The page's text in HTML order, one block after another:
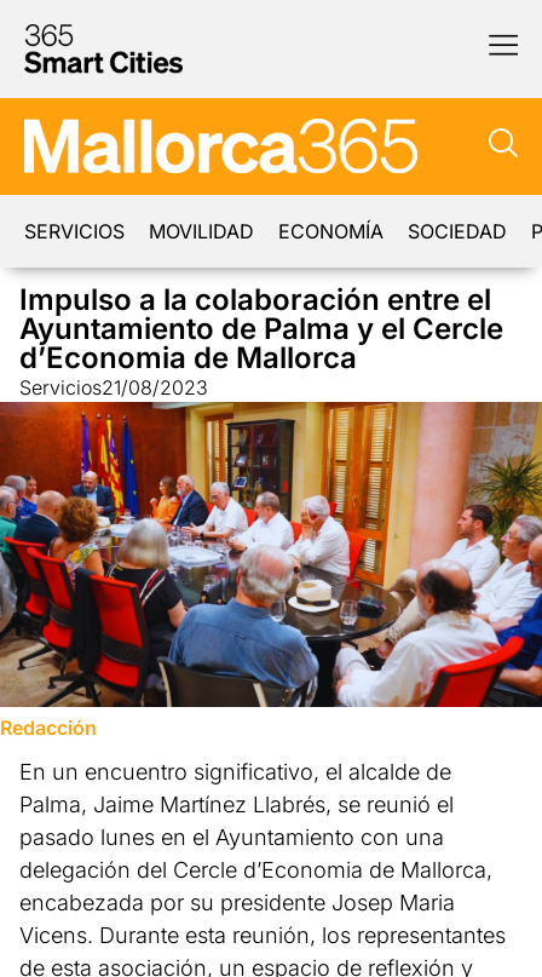
SERVICIOS MOVILIDAD ECONOMÍA SOCIEDAD
Impulso a la colaboración entre el
Ayuntamiento de Palma y el Cercle
d’Economia de Mallorca
Servicios21/08/2023
Redacción
En un encuentro significativo, el alcalde de
Palma, Jaime Martínez Llabrés, se reunió el
pasado lunes en el Ayuntamiento con una
delegación del Cercle d’Economia de Mallorca,
encabezada por su presidente Josep Maria
Vicens. Durante esta reunión, los representantes
de esta asociación, un espacio de reflexión y